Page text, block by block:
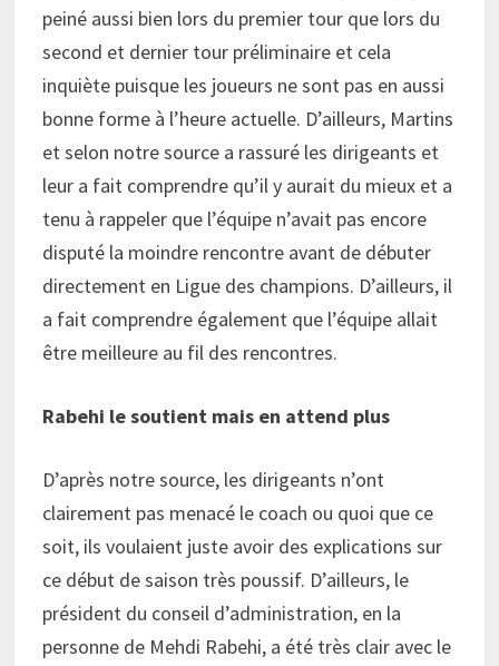
peiné aussi bien lors du premier tour que lors du
second et dernier tour préliminaire et cela
inquiète puisque les joueurs ne sont pas en aussi
bonne forme à l’heure actuelle. D’ailleurs, Martins
et selon notre source a rassuré les dirigeants et
leur a fait comprendre qu’il y aurait du mieux et a
tenu à rappeler que l’équipe n’avait pas encore
disputé la moindre rencontre avant de débuter
directement en Ligue des champions. D’ailleurs, il
a fait comprendre également que l’équipe allait
être meilleure au fil des rencontres.
Rabehi le soutient mais en attend plus
D’après notre source, les dirigeants n’ont
clairement pas menacé le coach ou quoi que ce
soit, ils voulaient juste avoir des explications sur
ce début de saison très poussif. D’ailleurs, le
président du conseil d’administration, en la
personne de Mehdi Rabehi, a été très clair avec le